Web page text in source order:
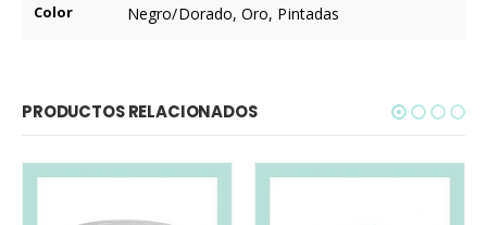
Color Negro/Dorado, Oro, Pintadas
PRODUCTOS RELACIONADOS